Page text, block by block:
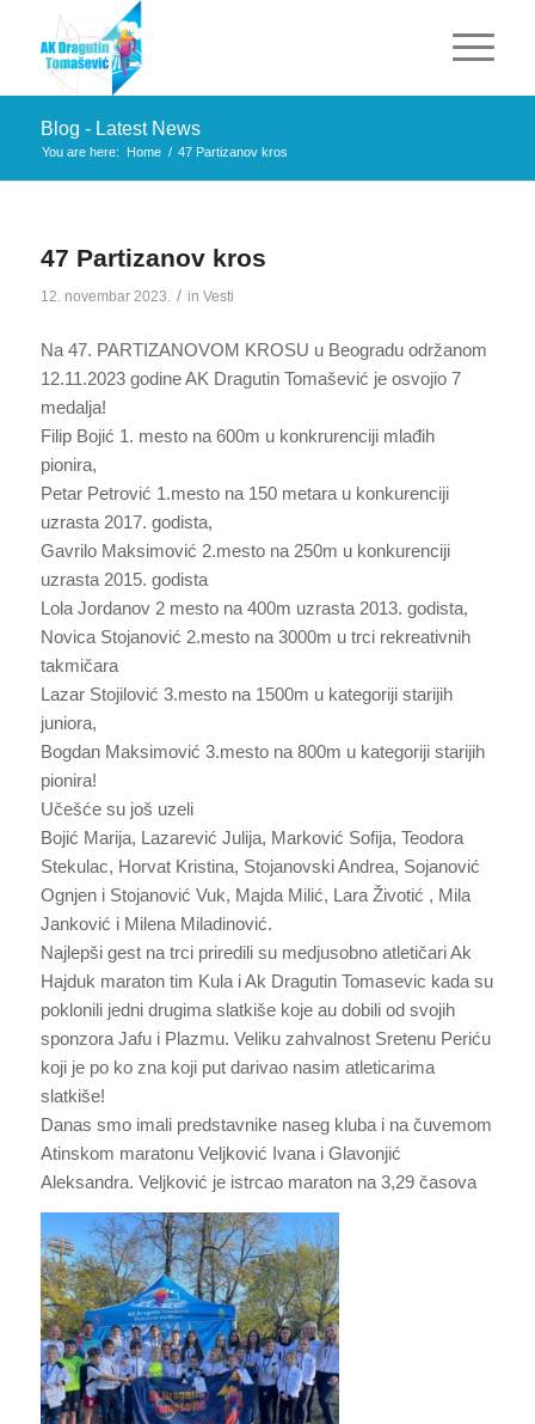
Blog - Latest News
You are here: Home / 47 Partizanov kros
47 Partizanov kros
12. novembar 2023. / in Vesti
Na 47. PARTIZANOVOM KROSU u Beogradu održanom
12.11.2023 godine AK Dragutin Tomašević je osvojio 7
medalja!
Filip Bojić 1. mesto na 600m u konkrurenciji mlađih
pionira,
Petar Petrović 1.mesto na 150 metara u konkurenciji
uzrasta 2017. godista,
Gavrilo Maksimović 2.mesto na 250m u konkurenciji
uzrasta 2015. godista
Lola Jordanov 2 mesto na 400m uzrasta 2013. godista,
Novica Stojanović 2.mesto na 3000m u trci rekreativnih
takmičara
Lazar Stojilović 3.mesto na 1500m u kategoriji starijih
juniora,
Bogdan Maksimović 3.mesto na 800m u kategoriji starijih
pionira!
Učešće su još uzeli
Bojić Marija, Lazarević Julija, Marković Sofija, Teodora
Stekulac, Horvat Kristina, Stojanovski Andrea, Sojanović
Ognjen i Stojanović Vuk, Majda Milić, Lara Životić , Mila
Janković i Milena Miladinović.
Najlepši gest na trci priredili su medjusobno atletičari Ak
Hajduk maraton tim Kula i Ak Dragutin Tomasevic kada su
poklonili jedni drugima slatkiše koje au dobili od svojih
sponzora Jafu i Plazmu. Veliku zahvalnost Sretenu Periću
koji je po ko zna koji put darivao nasim atleticarima
slatkiše!
Danas smo imali predstavnike naseg kluba i na čuvemom
Atinskom maratonu Veljković Ivana i Glavonjić
Aleksandra. Veljković je istrcao maraton na 3,29 časova